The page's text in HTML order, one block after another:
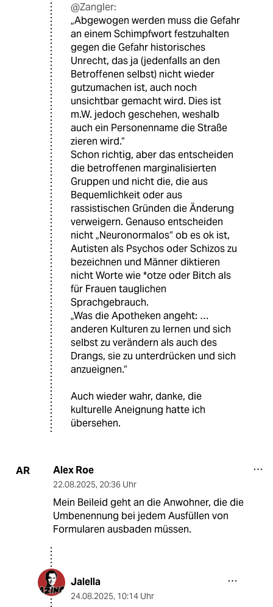
@Zangler:
„Abgewogen werden muss die Gefahr
an einem Schimpfwort festzuhalten
gegen die Gefahr historisches
Unrecht, das ja (jedenfalls an den
Betroffenen selbst) nicht wieder
gutzumachen ist, auch noch
unsichtbar gemacht wird. Dies ist
m.W. jedoch geschehen, weshalb
auch ein Personenname die Straße
zieren wird.“
Schon richtig, aber das entscheiden
die betroffenen marginalisierten
Gruppen und nicht die, die aus
Bequemlichkeit oder aus
rassistischen Gründen die Änderung
verweigern. Genauso entscheiden
nicht „Neuronormalos“ ob es ok ist,
Autisten als Psychos oder Schizos zu
bezeichnen und Männer diktieren
nicht Worte wie *otze oder Bitch als
für Frauen tauglichen
Sprachgebrauch.
„Was die Apotheken angeht: …
anderen Kulturen zu lernen und sich
selbst zu verändern als auch des
Drangs, sie zu unterdrücken und sich
anzueignen.“
Auch wieder wahr, danke, die
kulturelle Aneignung hatte ich
übersehen.
AR Alex Roe
22.08.2025, 20:36 Uhr
Mein Beileid geht an die Anwohner, die die
Umbenennung bei jedem Ausfüllen von
Formularen ausbaden müssen.
Jalella
24.08.2025, 10:14 Uhr